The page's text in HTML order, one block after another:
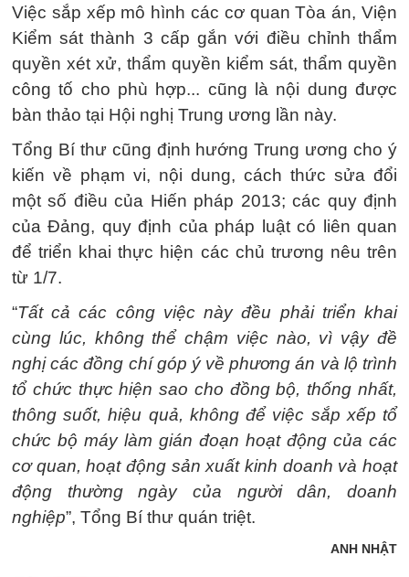
Việc sắp xếp mô hình các cơ quan Tòa án, Viện
Kiểm sát thành 3 cấp gắn với điều chỉnh thẩm
quyền xét xử, thẩm quyền kiểm sát, thẩm quyền
công tố cho phù hợp... cũng là nội dung được
bàn thảo tại Hội nghị Trung ương lần này.
Tổng Bí thư cũng định hướng Trung ương cho ý
kiến về phạm vi, nội dung, cách thức sửa đổi
một số điều của Hiến pháp 2013; các quy định
của Đảng, quy định của pháp luật có liên quan
để triển khai thực hiện các chủ trương nêu trên
từ 1/7.
“Tất cả các công việc này đều phải triển khai
cùng lúc, không thể chậm việc nào, vì vậy đề
nghị các đồng chí góp ý về phương án và lộ trình
tổ chức thực hiện sao cho đồng bộ, thống nhất,
thông suốt, hiệu quả, không để việc sắp xếp tổ
chức bộ máy làm gián đoạn hoạt động của các
cơ quan, hoạt động sản xuất kinh doanh và hoạt
động thường ngày của người dân, doanh
nghiệp”, Tổng Bí thư quán triệt.
ANH NHẬT